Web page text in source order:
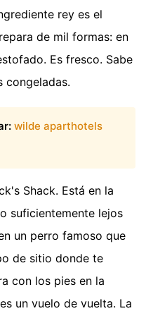
rey es el
de mil formas: en
Es fresco. Sabe
congeladas.
wilde aparthotels
Shack. Está en la
suficientemente lejos
un perro famoso que
de sitio donde te
con los pies en la
un vuelo de vuelta. La